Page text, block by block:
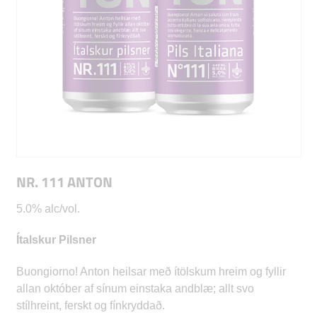
NR. 111 ANTON
5.0% alc/vol.
Ítalskur Pilsner
Buongiorno! Anton heilsar með ítölskum hreim og fyllir
allan október af sínum einstaka andblæ; allt svo
stílhreint, ferskt og fínkryddað.